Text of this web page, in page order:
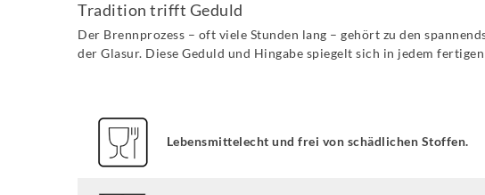
Tradition trifft Geduld
Der Brennprozess – oft viele Stunden lang – gehört zu den
der Glasur. Diese Geduld und Hingabe spiegelt sich in jedem
Lebensmittelecht und frei von schädlichen Stoffen.